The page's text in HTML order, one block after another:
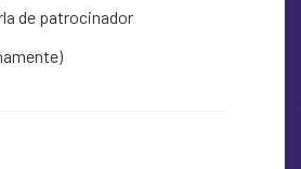
de patrocinador